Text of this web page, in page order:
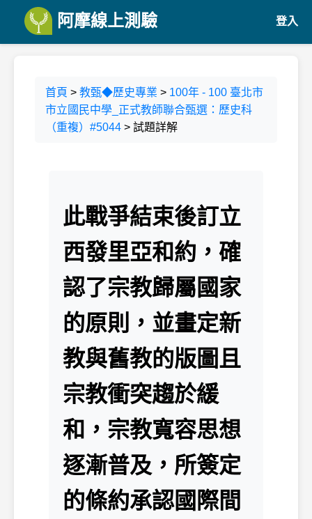
阿摩線上測驗 登入
首頁 > 教甄◆歷史專業 > 100年 - 100 臺北市
市立國民中學_正式教師聯合甄選：歷史科
（重複）#5044 > 試題詳解
此戰爭結束後訂立
西發里亞和約，確
認了宗教歸屬國家
的原則，並畫定新
教與舊教的版圖且
宗教衝突趨於緩
和，宗教寬容思想
逐漸普及，所簽定
的條約承認國際間